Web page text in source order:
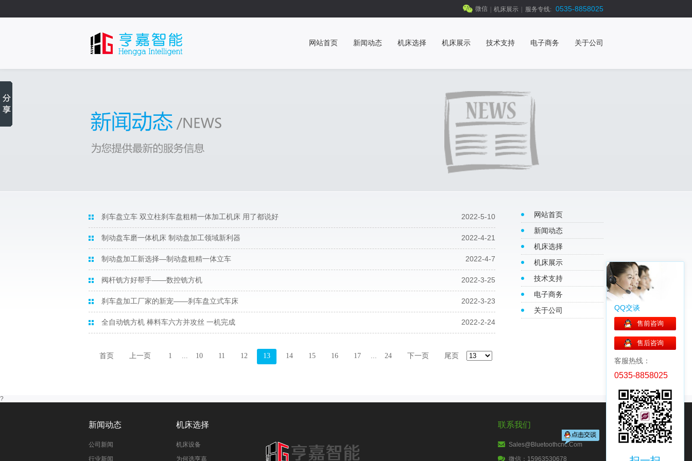
微信 机床展示 服务专线: 0535-8858025
网站首页 新闻动态 机床选择 机床展示 技术支持 电子商务 关于公司
2022-5-10
刹车盘立车 双立柱刹车盘粗精一体加工机床 用了都说好
2022-4-21
制动盘车磨一体机床 制动盘加工领域新利器
2022-4-7
制动盘加工新选择—制动盘粗精一体立车
2022-3-25
阀杆铣方好帮手——数控铣方机
2022-3-23
刹车盘加工厂家的新宠——刹车盘立式车床
2022-2-24
全自动铣方机 棒料车六方并攻丝 一机完成
首页 上一页 1 ... 10 11 12 13 14 15 16 17 ... 24 下一页 尾页
网站首页
新闻动态
机床选择
机床展示
技术支持
电子商务
关于公司
?
新闻动态
公司新闻
行业新闻
机床选择
机床设备
为何选亨嘉
联系我们
Sales@bluetoothcnc.com
微信：15963530678
QQ交谈
售前咨询
售后咨询
客服热线：
0535-8858025